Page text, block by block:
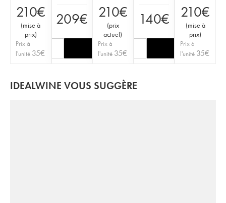
210€
(mise à
prix)
Prix à
l'unité 35€
209€ 210€
(prix
actuel)
Prix à
l'unité 35€
140€ 210€
(mise à
prix)
Prix à
l'unité 35€
IDEALWINE VOUS SUGGÈRE